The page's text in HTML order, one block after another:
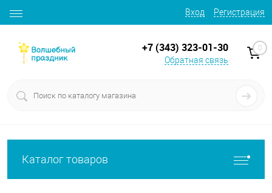
Вход Регистрация
+7 (343) 323-01-30
Обратная связь
0
Каталог товаров